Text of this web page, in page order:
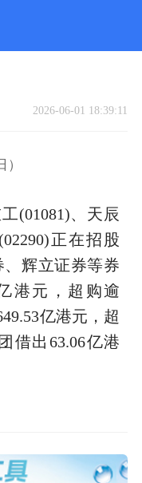
2026-06-01 18:39:11
(01081)、天辰
正在招股
辉立证券等券
港元，超购逾
亿港元，超
借出63.06亿港